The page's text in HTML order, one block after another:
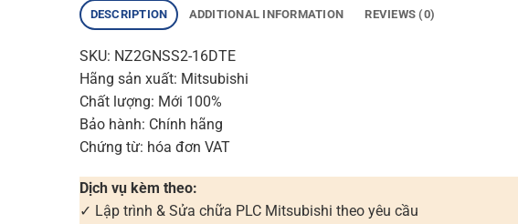
DESCRIPTION ADDITIONAL INFORMATION REVIEWS (0)
SKU: NZ2GNSS2-16DTE
Hãng sản xuất: Mitsubishi
Chất lượng: Mới 100%
Bảo hành: Chính hãng
Chứng từ: hóa đơn VAT
Dịch vụ kèm theo:
✓ Lập trình & Sửa chữa PLC Mitsubishi theo yêu cầu